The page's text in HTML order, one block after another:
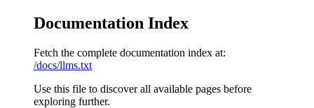
Documentation Index
Fetch the complete documentation index at:
/docs/llms.txt
Use this file to discover all available pages before
exploring further.